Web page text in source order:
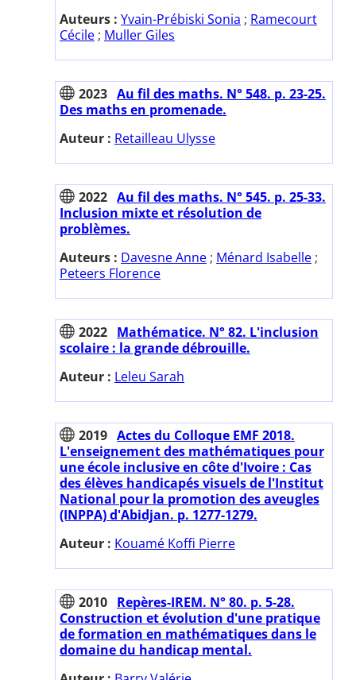
Auteurs : Yvain-Prébiski Sonia ; Ramecourt
Cécile ; Muller Giles
2023 Au fil des maths. N° 548. p. 23-25.
Des maths en promenade.
Auteur : Retailleau Ulysse
2022 Au fil des maths. N° 545. p. 25-33.
Inclusion mixte et résolution de
problèmes.
Auteurs : Davesne Anne ; Ménard Isabelle ;
Peteers Florence
2022 Mathématice. N° 82. L'inclusion
scolaire : la grande débrouille.
Auteur : Leleu Sarah
2019 Actes du Colloque EMF 2018.
L'enseignement des mathématiques pour
une école inclusive en côte d'Ivoire : Cas
des élèves handicapés visuels de l'Institut
National pour la promotion des aveugles
(INPPA) d'Abidjan. p. 1277-1279.
Auteur : Kouamé Koffi Pierre
2010 Repères-IREM. N° 80. p. 5-28.
Construction et évolution d'une pratique
de formation en mathématiques dans le
domaine du handicap mental.